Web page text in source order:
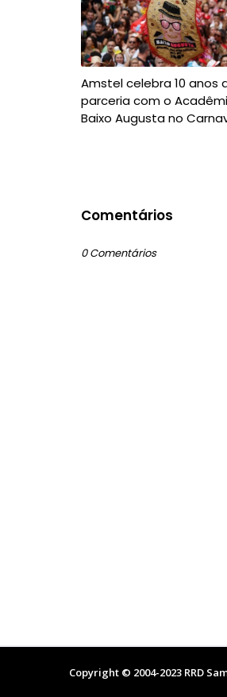
Amstel celebra 10 anos
parceria com o
Baixo Augusta no
Comentários
0 Comentários
Copyright © 2004-2023 RRD